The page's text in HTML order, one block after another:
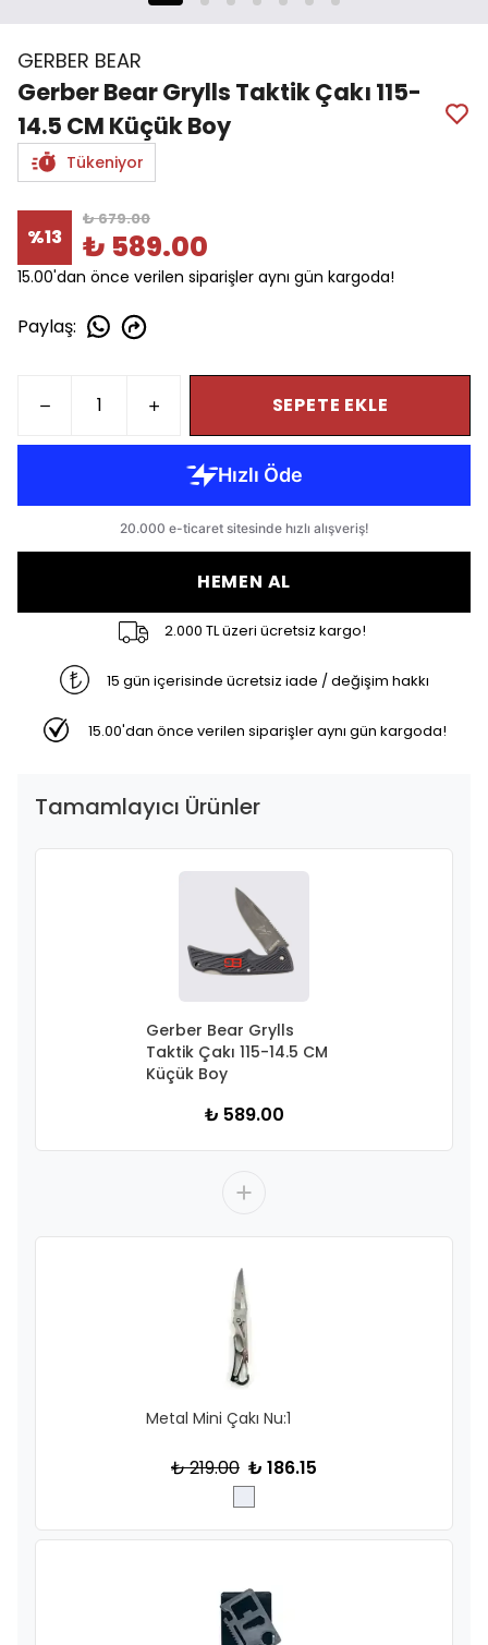
GERBER BEAR
Gerber Bear Grylls Taktik Çakı 115-
14.5 CM Küçük Boy
Tükeniyor
%13
₺ 679.00
₺ 589.00
15.00'dan önce verilen siparişler aynı gün kargoda!
Paylaş:
SEPETE EKLE
HEMEN AL
2.000 TL üzeri ücretsiz kargo!
15 gün içerisinde ücretsiz iade / değişim hakkı
15.00'dan önce verilen siparişler aynı gün kargoda!
Tamamlayıcı Ürünler
Gerber Bear Grylls
Taktik Çakı 115-14.5 CM
Küçük Boy
₺ 589.00
Metal Mini Çakı Nu:1
₺ 219.00 ₺ 186.15